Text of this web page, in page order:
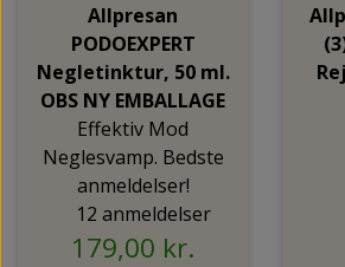
Allpresan
PODOEXPERT
Negletinktur, 50 ml.
OBS NY EMBALLAGE
Effektiv Mod
Neglesvamp. Bedste
anmeldelser!
12 anmeldelser
179,00 kr.